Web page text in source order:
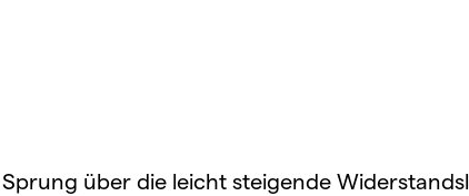
über die leicht steigende